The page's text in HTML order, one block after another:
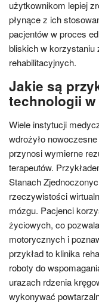
użytkownikom lepiej
płynące z ich
pacjentów w proces
bliskich w korzystaniu
rehabilitacyjnych.
Jakie są
technologii
Wiele instytucji
wdrożyło
przynosi wymierne
terapeutów.
Stanach
rzeczywistości
mózgu. Pacjenci
życiowych, co
motorycznych i
przykład to klinika
roboty do
urazach rdzenia
wykonywać